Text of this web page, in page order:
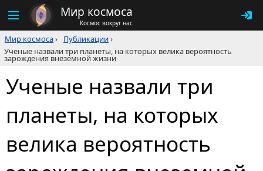
Мир космоса
Космос вокруг нас
Мир космоса› Публикации›
Ученые назвали три планеты, на которых велика вероятность
зарождения внеземной жизни
Ученые назвали три
планеты, на которых
велика вероятность